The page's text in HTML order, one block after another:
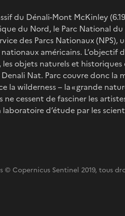
du Dénali-Mont McKinley
du Nord, le Parc National
des Parcs Nationaux
américains. L’objectif
les objets naturels et
Nat. Parc couvre donc la
la wilderness – la « grande
ne cessent de fasciner les
laboratoire d’étude par les
Copernicus Sentinel 2019, tous